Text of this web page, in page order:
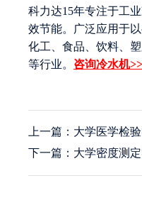
科力达15年专注于工
效节能。广泛应用于
化工、食品、饮料、
等行业。 咨询冷水机
上一篇：大学医学检
下一篇：大学密度测